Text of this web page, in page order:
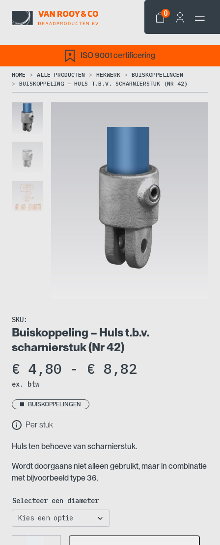
0
ISO 9001 certificering
HOME ALLE PRODUCTEN HEKWERK
BUISKOPPELINGEN
BUISKOPPELING – HULS T.B.V. SCHARNIERSTUK (NR 42)
SKU:
Buiskoppeling – Huls t.b.v.
scharnierstuk (Nr 42)
€ 4,80 - € 8,82
ex. btw
BUISKOPPELINGEN
Per stuk
Huls ten behoeve van scharnierstuk.
Wordt doorgaans niet alleen gebruikt, maar in combinatie
met bijvoorbeeld type 36.
Selecteer een diameter